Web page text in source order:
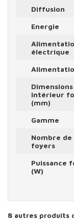
Diffusion
Energie
électrique
Dimensions
intérieur
(mm)
Gamme
Nombre de
foyers
Puissance
(W)
8 autres produits